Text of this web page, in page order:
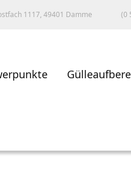
1117, 49401 Damme (0